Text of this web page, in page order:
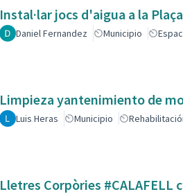
Instal·lar jocs d'aigua a la
Daniel Fernandez Municipio
Limpieza yantenimiento de
Luis Heras Municipio
Lletres Corpòries #CALAFELL